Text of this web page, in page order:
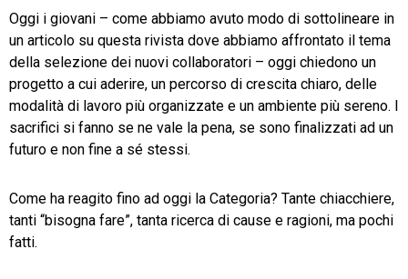
Oggi i giovani – come abbiamo avuto modo di sottolineare in
un articolo su questa rivista dove abbiamo affrontato il tema
della selezione dei nuovi collaboratori – oggi chiedono un
progetto a cui aderire, un percorso di crescita chiaro, delle
modalità di lavoro più organizzate e un ambiente più sereno. I
sacrifici si fanno se ne vale la pena, se sono finalizzati ad un
futuro e non fine a sé stessi.
Come ha reagito fino ad oggi la Categoria? Tante chiacchiere,
tanti “bisogna fare”, tanta ricerca di cause e ragioni, ma pochi
fatti.